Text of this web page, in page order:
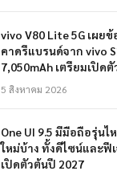
vivo V80 Lite 5G เผย
คาดรีแบรนด์จาก vivo
7,050mAh เตรียมเปิดตั
5 สิงหาคม 2026
One UI 9.5 มีมือถือรุ่นไ
ใหม่บ้าง ทั้งดีไซน์และฟี
เปิดตัวต้นปี 2027